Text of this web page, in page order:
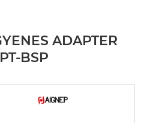
ADAPTER
BSP